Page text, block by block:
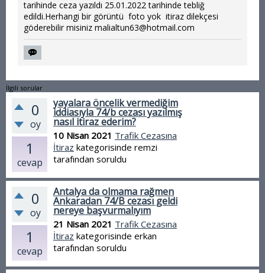
tarihinde ceza yazıldı 25.01.2022 tarihinde tebliğ
edildi.Herhangi bir görüntü foto yok itiraz dilekçesi
göderebilir misiniz malialtun63@hotmail.com
İlgili sorular
0
oy
1
cevap
yayalara öncelik vermediğim
iddiasıyla 74/b cezası yazılmış
nasıl itiraz ederim?
10 Nisan 2021 Trafik Cezasına
İtiraz kategorisinde remzi
tarafından soruldu
0
oy
1
cevap
Antalya da olmama rağmen
Ankaradan 74/B cezası geldi
nereye başvurmalıyım
21 Nisan 2021 Trafik Cezasına
İtiraz kategorisinde erkan
tarafından soruldu